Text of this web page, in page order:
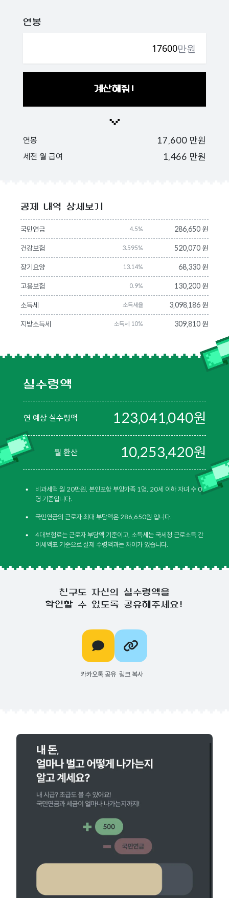
연봉
만원
계산해줘!
연봉 17,600 만원
세전 월 급여 1,466 만원
공제 내역 상세보기
국민연금 4.5% 286,650 원
건강보험 3.595% 520,070 원
장기요양 13.14% 68,330 원
고용보험 0.9% 130,200 원
소득세 소득세율 3,098,186 원
지방소득세 소득세 10% 309,810 원
실수령액
연 예상 실수령액 123,041,040원
월 환산 10,253,420원
•
비과세액 월 20만원, 본인포함 부양가족 1명, 20세 이하 자녀 수 0
명 기준입니다.
• 국민연금의 근로자 최대 부담액은 286,650원 입니다.
•
4대보험료는 근로자 부담액 기준이고, 소득세는 국세청 근로소득 간
이세액표 기준으로 실제 수령액과는 차이가 있습니다.
친구도 자신의 실수령액을
확인할 수 있도록 공유해주세요!
카카오톡 공유 링크 복사